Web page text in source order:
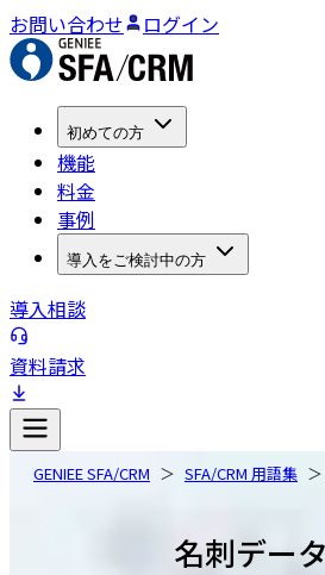
お問い合わせ ログイン
初めての方
機能
料金
事例
導入をご検討中の方
導入相談
資料請求
GENIEE SFA/CRM SFA/CRM 用語集
名刺デー